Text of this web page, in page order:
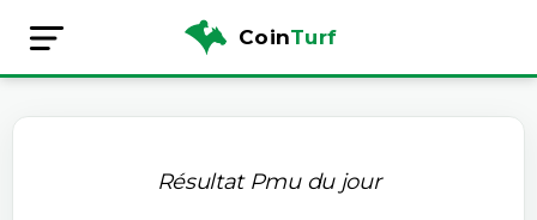
CoinTurf
Résultat Pmu du jour